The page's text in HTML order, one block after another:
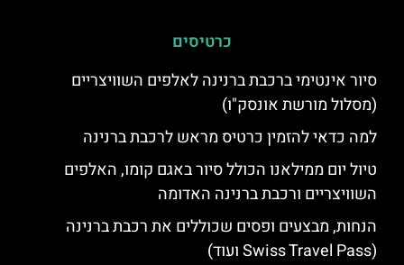
כרטיסים
סיור אינטימי ברכבת ברנינה לאלפים השוויצריים
(מסלול מורשת אונסק"ו)
למה כדאי להזמין כרטיס מראש לרכבת ברנינה
טיול יום ממילאנו הכולל סיור באגם קומו, האלפים
השוויצריים ורכבת ברנינה האדומה
הנחות, מבצעים ופסים שכוללים את רכבת ברנינה
(Swiss Travel Pass ועוד)